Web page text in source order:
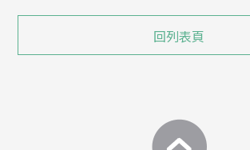
回列表頁